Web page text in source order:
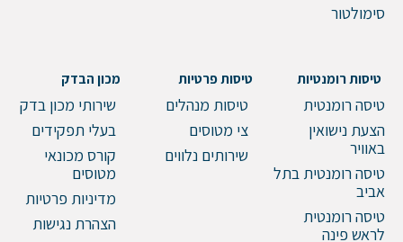
סימולטור
טיסות רומנטיות
טיסה רומנטית
הצעת נישואין
באוויר
טיסה רומנטית בתל
אביב
טיסה רומנטית
לראש פינה
טיסות פרטיות
טיסות מנהלים
צי מטוסים
שירותים נלווים
מכון הבדק
שירותי מכון בדק
בעלי תפקידים
קורס מכונאי
מטוסים
מדיניות פרטיות
הצהרת נגישות